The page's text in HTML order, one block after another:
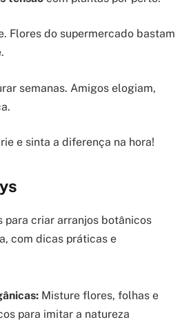
Flores do supermercado bastam
semanas. Amigos elogiam,
e sinta a diferença na hora!
para criar arranjos botânicos
com dicas práticas e
Misture flores, folhas e
para imitar a natureza